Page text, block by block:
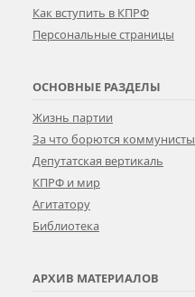
Как вступить в КПРФ
Персональные страницы
ОСНОВНЫЕ РАЗДЕЛЫ
Жизнь партии
За что борются коммунисты
Депутатская вертикаль
КПРФ и мир
Агитатору
Библиотека
АРХИВ МАТЕРИАЛОВ